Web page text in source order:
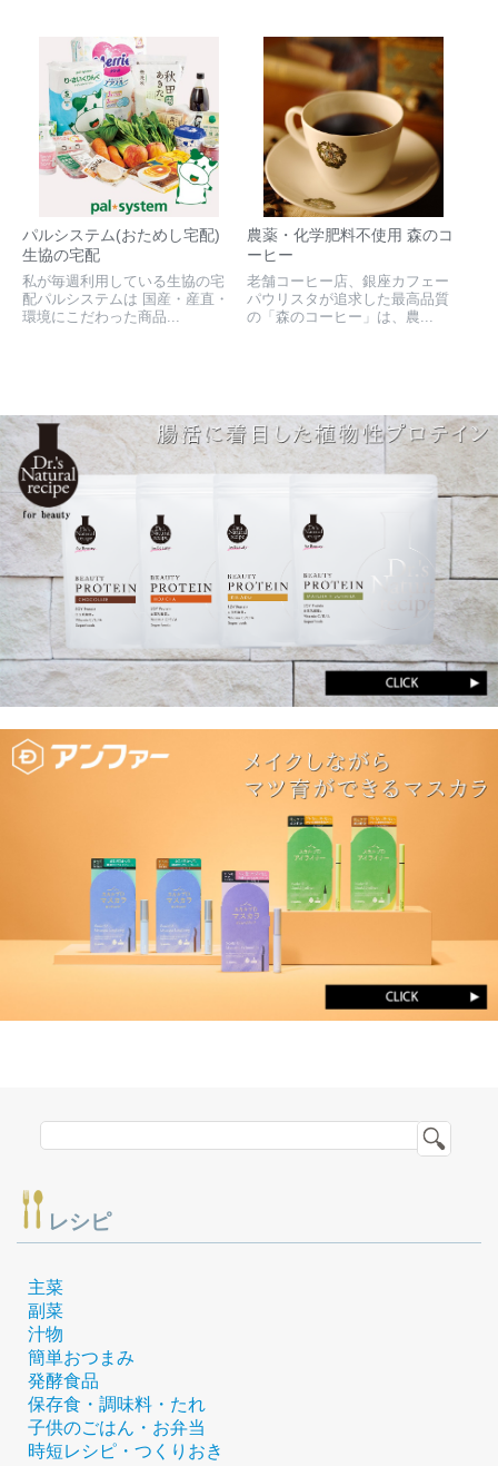
パルシステム(おためし宅配)
生協の宅配
私が毎週利用している生協の宅
配パルシステムは 国産・産直・
環境にこだわった商品...
農薬・化学肥料不使用 森のコ
ーヒー
老舗コーヒー店、銀座カフェー
パウリスタが追求した最高品質
の「森のコーヒー」は、農...
レシピ
主菜
副菜
汁物
簡単おつまみ
発酵食品
保存食・調味料・たれ
子供のごはん・お弁当
時短レシピ・つくりおき